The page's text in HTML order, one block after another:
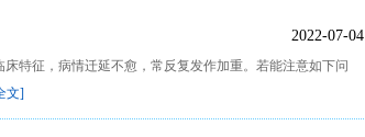
2022-07-04
特征，病情迁延不愈，常反复发作加重。若能注意如下问
文]